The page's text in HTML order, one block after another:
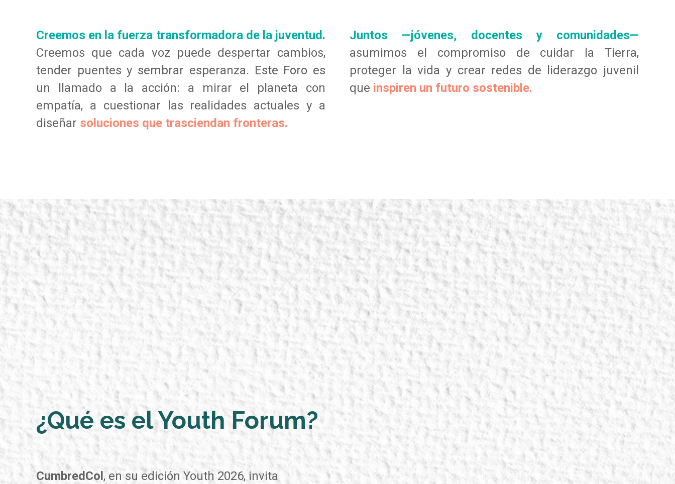
Creemos en la fuerza transformadora de la juventud.
Creemos que cada voz puede despertar cambios,
tender puentes y sembrar esperanza. Este Foro es
un llamado a la acción: a mirar el planeta con
empatía, a cuestionar las realidades actuales y a
diseñar soluciones que trasciendan fronteras.
Juntos —jóvenes, docentes y comunidades—
asumimos el compromiso de cuidar la Tierra,
proteger la vida y crear redes de liderazgo juvenil
que inspiren un futuro sostenible.
¿Qué es el Youth Forum?
CumbredCol , en su edición Youth 2026, invita